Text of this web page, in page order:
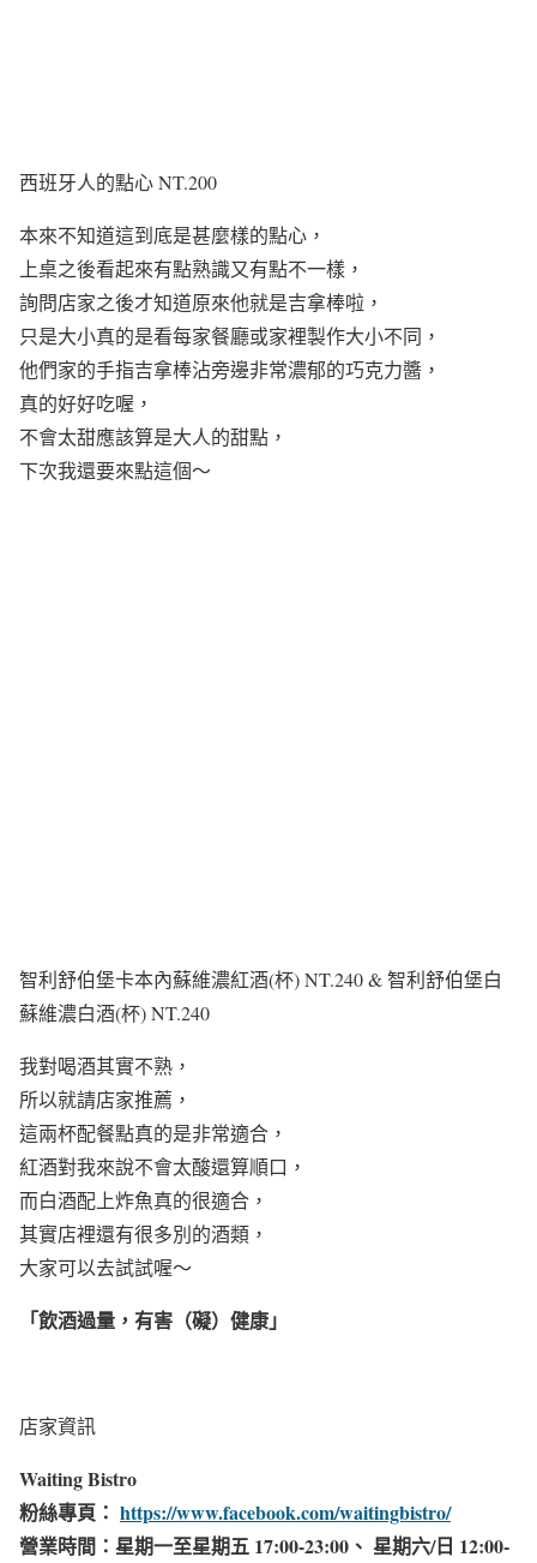
西班牙人的點心 NT.200
本來不知道這到底是甚麼樣的點心，
上桌之後看起來有點熟識又有點不一樣，
詢問店家之後才知道原來他就是吉拿棒啦，
只是大小真的是看每家餐廳或家裡製作大小不同，
他們家的手指吉拿棒沾旁邊非常濃郁的巧克力醬，
真的好好吃喔，
不會太甜應該算是大人的甜點，
下次我還要來點這個～
智利舒伯堡卡本內蘇維濃紅酒(杯) NT.240 & 智利舒伯堡白
蘇維濃白酒(杯) NT.240
我對喝酒其實不熟，
所以就請店家推薦，
這兩杯配餐點真的是非常適合，
紅酒對我來說不會太酸還算順口，
而白酒配上炸魚真的很適合，
其實店裡還有很多別的酒類，
大家可以去試試喔～
「飲酒過量，有害（礙）健康」
店家資訊
Waiting Bistro
粉絲專頁： https://www.facebook.com/waitingbistro/
營業時間：星期一至星期五 17:00-23:00、 星期六/日 12:00-